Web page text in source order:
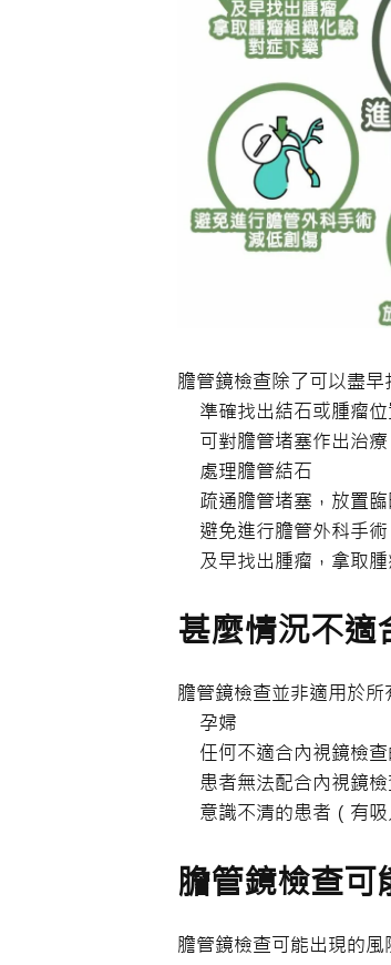
膽管鏡檢查除了可以盡早
準確找出結石或腫瘤
可對膽管堵塞作出治療
處理膽管結石
疏通膽管堵塞，放置
避免進行膽管外科手
及早找出腫瘤，拿取
甚麼情況不適
膽管鏡檢查並非適用於
孕婦
任何不適合內視鏡檢
患者無法配合內視鏡
意識不清的患者（有
膽管鏡檢查可
膽管鏡檢查可能出現的風